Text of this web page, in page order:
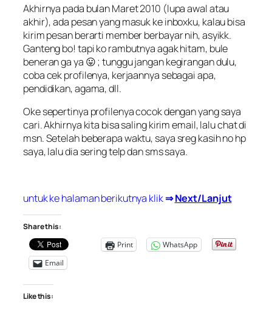
Akhirnya pada bulan Maret 2010 (lupa awal atau
akhir), ada pesan yang masuk ke inboxku, kalau bisa
kirim pesan berarti member berbayar nih, asyikk.
Ganteng bo! tapi ko rambutnya agak hitam, bule
beneran ga ya 😛 ; tunggu jangan kegirangan dulu,
coba cek profilenya, kerjaannya sebagai apa,
pendidikan, agama, dll.
Oke sepertinya profilenya cocok dengan yang saya
cari. Akhirnya kita bisa saling kirim email, lalu chat di
msn. Setelah beberapa waktu, saya sreg kasih no hp
saya, lalu dia sering telp dan sms saya.
untuk ke halaman berikutnya klik⇒Next/Lanjut
Share this:
Print
WhatsApp
Email
Like this: